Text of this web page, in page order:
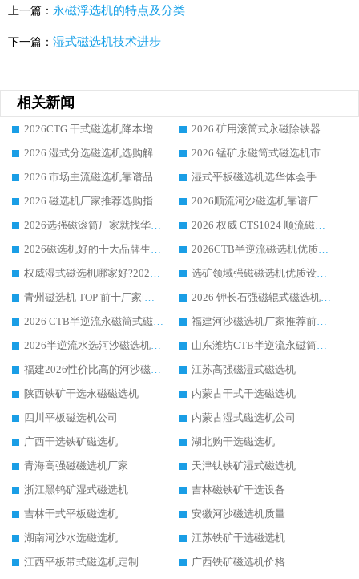
上一篇： 永磁浮选机的特点及分类
下一篇： 湿式磁选机技术进步
相关新闻
2026CTG 干式磁选机降本增效选购指南 选矿行业口碑稳定专业生产强者盘点
2026 矿用滚筒式永磁除铁器厂家榜单 行业实力派源头厂商选购干货指南
2026 湿式分选磁选机选购解析，华体会手机网页版-华体会(中国) 设备综合实力详解
2026 锰矿永磁筒式磁选机市场主流客户推荐生产厂家口碑精选
2026 市场主流磁选机靠谱品牌推荐 案例厂家华体会手机网页版-华体会(中国) 大众倾心之选
湿式平板磁选机选华体会手机网页版-华体会(中国) _2026靠谱厂家收获各地客户良好评价
2026 磁选机厂家推荐选购指南，实地走访参考华体会手机网页版-华体会(中国) 合作口碑表现
2026顺流河沙磁选机靠谱厂家推荐 华体会手机网页版-华体会(中国) 实力口碑精选
2026选强磁滚筒厂家就找华体会手机网页版-华体会(中国) _口碑过硬用料扎实_性价比优势突出
2026 权威 CTS1024 顺流磁选机精选生产厂家优质设备推荐
2026磁选机好的十大品牌生产厂家排名|华体会手机网页版-华体会(中国) 凭实力入磅
2026CTB半逆流磁选机优质厂家推荐：华体会手机网页版-华体会(中国) ，行业标杆生产厂家
权威湿式磁选机哪家好?2026 实测榜单出炉，潍坊华体会手机网页版-华体会(中国) 大厂实力领跑
选矿领域强磁磁选机优质设备推荐榜 TOP1：潍坊华体会手机网页版-华体会(中国) 凭实力出圈
青州磁选机 TOP 前十厂家|靠谱品牌怎么选?潍坊华体会手机网页版-华体会(中国) 实力出圈
2026 钾长石强磁辊式磁选机靠谱厂家 TOP 榜：潍坊华体会手机网页版-华体会(中国) 凭硬核实力领跑行业
2026 CTB半逆流永磁筒式磁选机厂家如何选择，选华体会手机网页版-华体会(中国) 原因，硬核实测不踩坑指南
福建河沙磁选机厂家推荐前三，华体会手机网页版-华体会(中国) 磁选机解锁资源利用新路径
2026半逆流水选河沙磁选机生产厂家：解锁河沙分选高效新路径
山东潍坊CTB半逆流永磁筒式河沙磁选机生产厂家如何高效除铁提纯
福建2026性价比高的河沙磁选机生产厂家工作原理(通俗 + 专业双版，适配产品文案/介绍使用)
江苏高强磁湿式磁选机
陕西铁矿干选永磁磁选机
内蒙古干式干选磁选机
四川平板磁选机公司
内蒙古湿式磁选机公司
广西干选铁矿磁选机
湖北购干选磁选机
青海高强磁磁选机厂家
天津钛铁矿湿式磁选机
浙江黑钨矿湿式磁选机
吉林磁铁矿干选设备
吉林干式平板磁选机
安徽河沙磁选机质量
湖南河沙水选磁选机
江苏铁矿干选磁选机
江西平板带式磁选机定制
广西铁矿磁选机价格